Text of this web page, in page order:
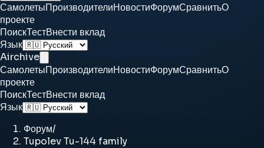
СамолетыПроизводителиНовостиФорумСравнитьО
проекте
ПоискТестВнести вклад
Язык
Airchive
СамолетыПроизводителиНовостиФорумСравнитьО
проекте
ПоискТестВнести вклад
Язык
Форум/
Tupolev Tu-144 family